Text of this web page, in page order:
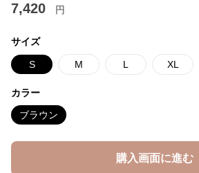
7,420 円
サイズ
S M L XL
カラー
ブラウン
購入画面に進む